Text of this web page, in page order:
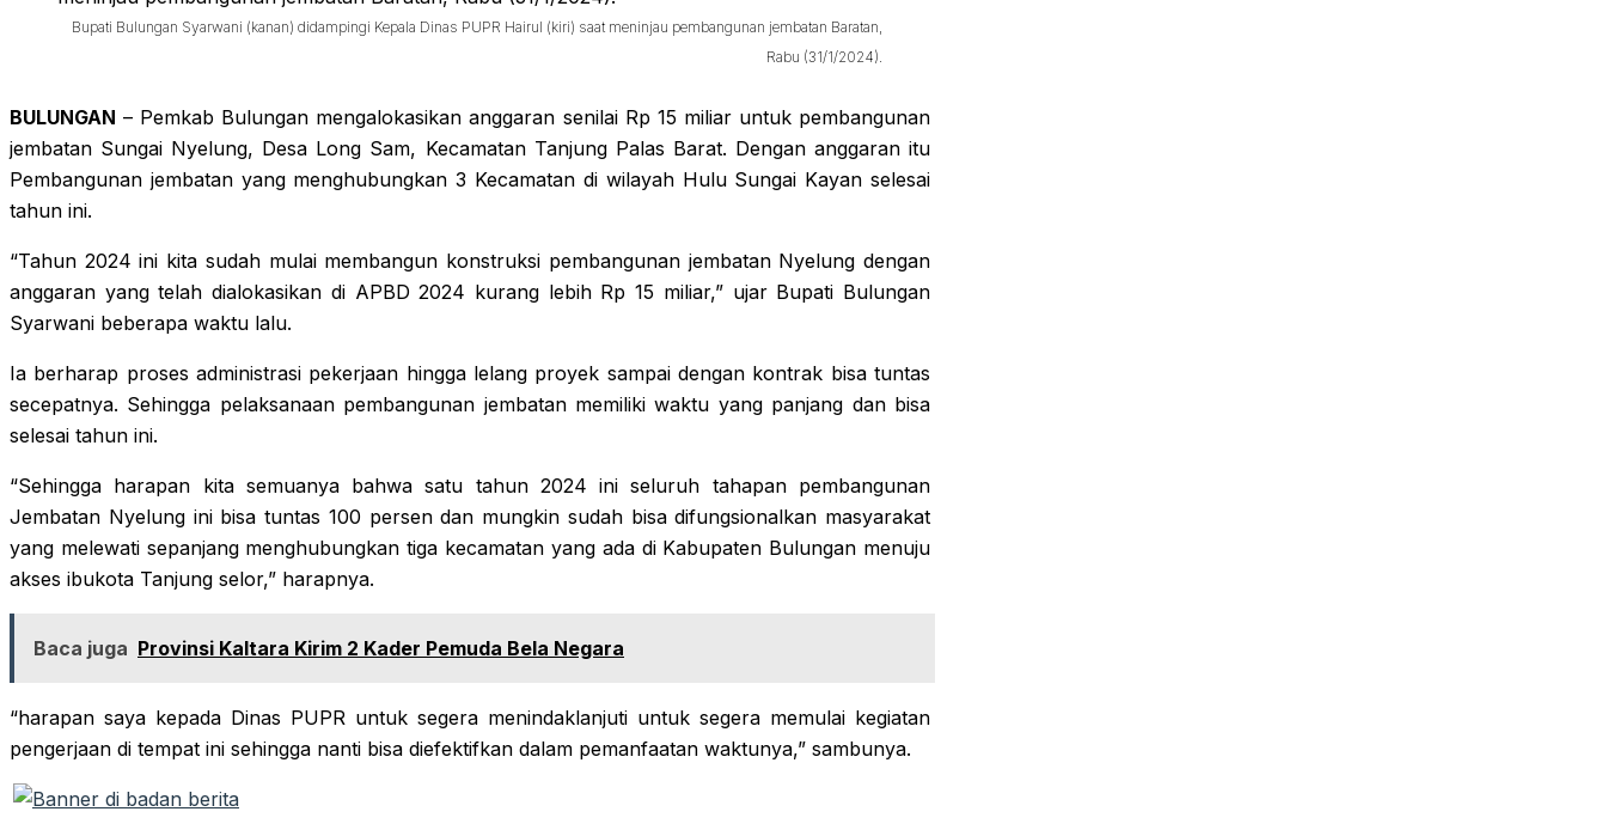
Bupati Bulungan Syarwani (kanan) didampingi Kepala Dinas PUPR Hairul (kiri) saat meninjau pembangunan jembatan Baratan,
Rabu (31/1/2024).
BULUNGAN – Pemkab Bulungan mengalokasikan anggaran senilai Rp 15 miliar untuk pembangunan
jembatan Sungai Nyelung, Desa Long Sam, Kecamatan Tanjung Palas Barat. Dengan anggaran itu
Pembangunan jembatan yang menghubungkan 3 Kecamatan di wilayah Hulu Sungai Kayan selesai
tahun ini.
“Tahun 2024 ini kita sudah mulai membangun konstruksi pembangunan jembatan Nyelung dengan
anggaran yang telah dialokasikan di APBD 2024 kurang lebih Rp 15 miliar,” ujar Bupati Bulungan
Syarwani beberapa waktu lalu.
Ia berharap proses administrasi pekerjaan hingga lelang proyek sampai dengan kontrak bisa tuntas
secepatnya. Sehingga pelaksanaan pembangunan jembatan memiliki waktu yang panjang dan bisa
selesai tahun ini.
“Sehingga harapan kita semuanya bahwa satu tahun 2024 ini seluruh tahapan pembangunan
Jembatan Nyelung ini bisa tuntas 100 persen dan mungkin sudah bisa difungsionalkan masyarakat
yang melewati sepanjang menghubungkan tiga kecamatan yang ada di Kabupaten Bulungan menuju
akses ibukota Tanjung selor,” harapnya.
Baca juga Provinsi Kaltara Kirim 2 Kader Pemuda Bela Negara
“harapan saya kepada Dinas PUPR untuk segera menindaklanjuti untuk segera memulai kegiatan
pengerjaan di tempat ini sehingga nanti bisa diefektifkan dalam pemanfaatan waktunya,” sambunya.